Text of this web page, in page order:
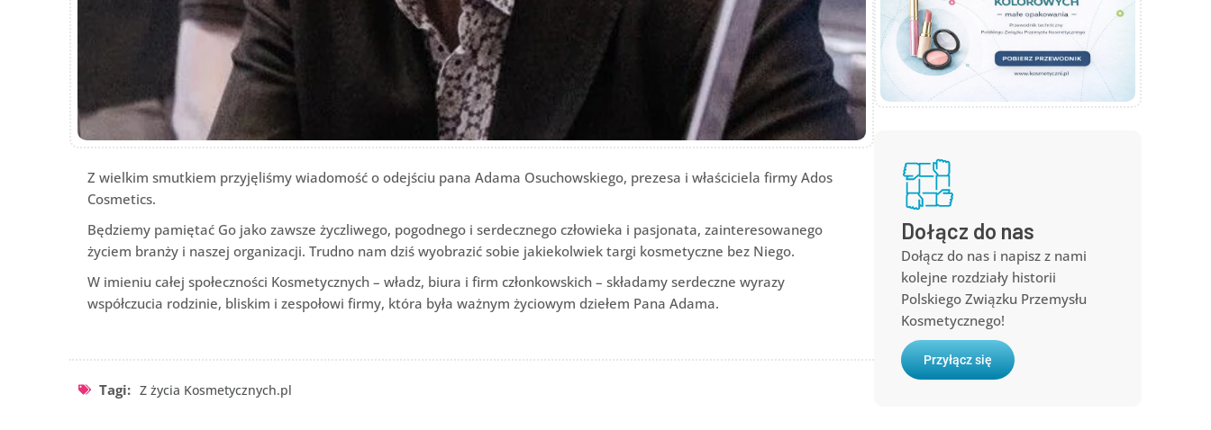
Z wielkim smutkiem przyjęliśmy wiadomość o odejściu pana Adama Osuchowskiego, prezesa i właściciela firmy Ados
Cosmetics.
Będziemy pamiętać Go jako zawsze życzliwego, pogodnego i serdecznego człowieka i pasjonata, zainteresowanego
życiem branży i naszej organizacji. Trudno nam dziś wyobrazić sobie jakiekolwiek targi kosmetyczne bez Niego.
W imieniu całej społeczności Kosmetycznych – władz, biura i firm członkowskich – składamy serdeczne wyrazy
współczucia rodzinie, bliskim i zespołowi firmy, która była ważnym życiowym dziełem Pana Adama.
Tagi: Z życia Kosmetycznych.pl
Dołącz do nas
Dołącz do nas i napisz z nami
kolejne rozdziały historii
Polskiego Związku Przemysłu
Kosmetycznego!
Przyłącz się